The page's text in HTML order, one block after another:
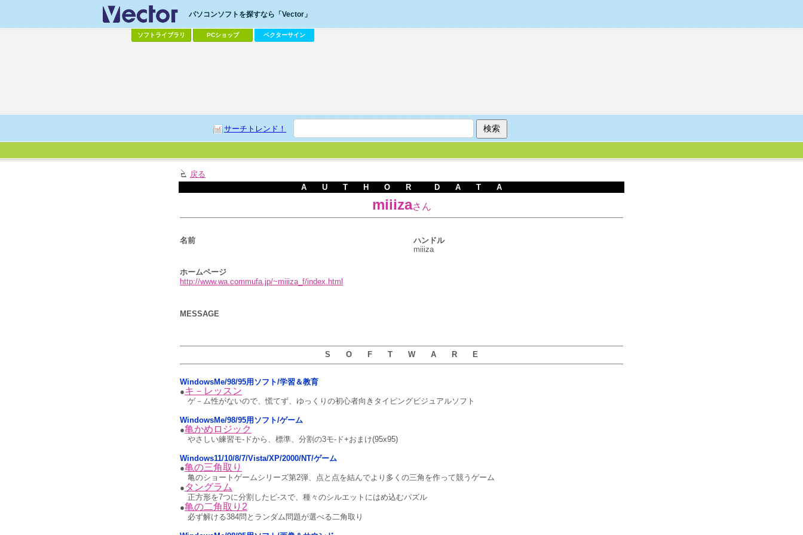
パソコンソフトを探すなら「Vector」
ソフトライブラリ PCショップ ベクターサイン
サーチトレンド！
戻る
A U T H O R D A T A
miiizaさん
名前
ハンドル
miiiza
ホームページ
http://www.wa.commufa.jp/~miiiza_f/index.html
MESSAGE
S O F T W A R E
WindowsMe/98/95用ソフト/学習＆教育
●キ－レッスン
ゲ－ム性がないので、慌てず、ゆっくりの初心者向きタイピングビジュアルソフト
WindowsMe/98/95用ソフト/ゲーム
●亀かめロジック
やさしい練習モ-ドから、標準、分割の3モ-ド+おまけ(95x95)
Windows11/10/8/7/Vista/XP/2000/NT/ゲーム
●亀の三角取り
亀のショートゲームシリーズ第2弾、点と点を結んでより多くの三角を作って競うゲーム
● タングラム
正方形を7つに分割したピ-スで、種々のシルエットにはめ込むパズル
●亀の二角取り2
必ず解ける384問とランダム問題が選べる二角取り